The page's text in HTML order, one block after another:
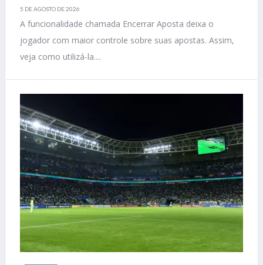
5 DE AGOSTO DE 2026
A funcionalidade chamada Encerrar Aposta deixa o
jogador com maior controle sobre suas apostas. Assim,
veja como utilizá-la....